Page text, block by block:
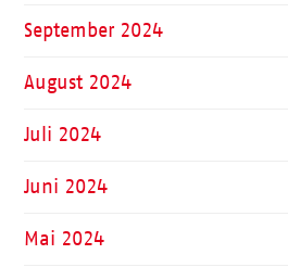
September 2024
August 2024
Juli 2024
Juni 2024
Mai 2024